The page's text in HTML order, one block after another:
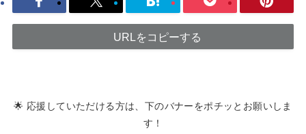
URLをコピーする
🌟 応援していただける方は、下のバナーをポチッとお願いしま
す！